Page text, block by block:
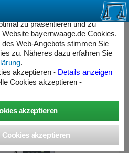
Plattformwaage 4-
Edelstahl V2A
500 g, Eichschritt: 500
eichfähig
zu präsentieren und zu
bayernwaage.de Cookies.
Web-Angebots stimmen Sie
zu. Näheres dazu erfahren Sie
.
akzeptieren - Details anzeigen
Cookies akzeptieren -